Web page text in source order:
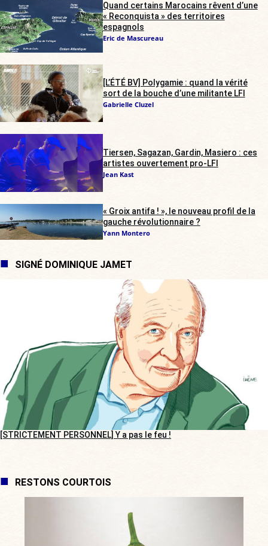
Quand certains Marocains rêvent d’une
« Reconquista » des territoires
espagnols
Eric de Mascureau
[L’ÉTÉ BV] Polygamie : quand la vérité
sort de la bouche d’une militante LFI
Gabrielle Cluzel
Tiersen, Sagazan, Gardin, Masiero : ces
artistes ouvertement pro-LFI
Jean Kast
« Groix antifa ! », le nouveau profil de la
gauche révolutionnaire ?
Yann Montero
SIGNÉ DOMINIQUE JAMET
[STRICTEMENT PERSONNEL] Y a pas le feu !
RESTONS COURTOIS